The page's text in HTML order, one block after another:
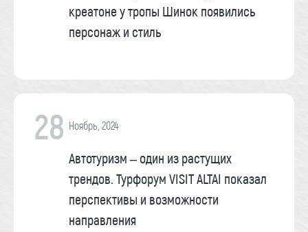
креатоне у тропы Шинок появились
персонаж и стиль
28 Ноябрь, 2024
Автотуризм – один из растущих
трендов. Турфорум VISIT ALTAI показал
перспективы и возможности
направления